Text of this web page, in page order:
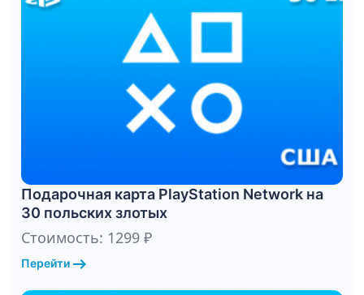
Подарочная карта PlayStation Network на
30 польских злотых
Стоимость: 1299 ₽
Перейти arrow_right_alt